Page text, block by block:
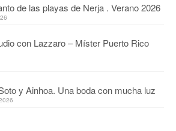
de las playas de Nerja . Verano 2026
con Lazzaro – Míster Puerto Rico
y Ainhoa. Una boda con mucha luz